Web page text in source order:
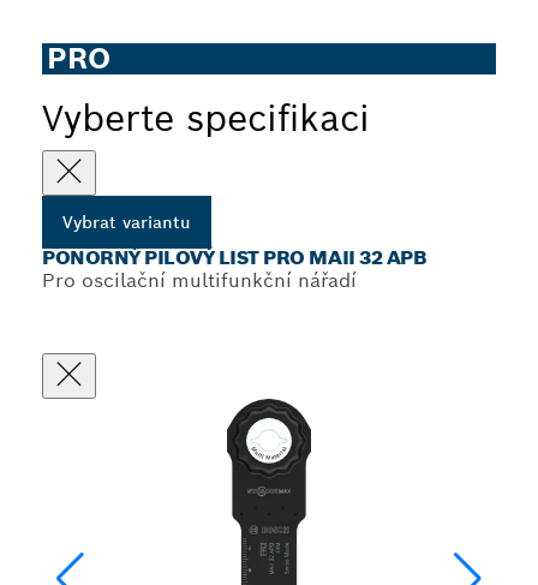
PRO
Vyberte specifikaci
Vybrat variantu
PONORNÝ PILOVÝ LIST PRO MAII 32 APB
Pro oscilační multifunkční nářadí